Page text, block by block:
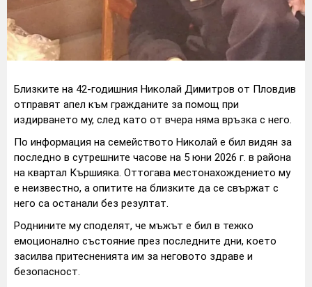
Близките на 42-годишния Николай Димитров от Пловдив
отправят апел към гражданите за помощ при
издирването му, след като от вчера няма връзка с него.
По информация на семейството Николай е бил видян за
последно в сутрешните часове на 5 юни 2026 г. в района
на квартал Кършияка. Оттогава местонахождението му
е неизвестно, а опитите на близките да се свържат с
него са останали без резултат.
Роднините му споделят, че мъжът е бил в тежко
емоционално състояние през последните дни, което
засилва притесненията им за неговото здраве и
безопасност.